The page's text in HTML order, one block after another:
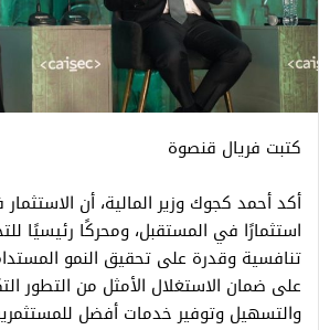
كتبت فريال قنصوة
أكد أحمد كجوك وزير المالية، أن
استثمارًا في المستقبل، ومحركًا رئيسيًا
تنافسية وقدرة على تحقيق النمو
على ضمان الاستغلال الأمثل من التطور
والتسهيل وتوفير خدمات أفضل